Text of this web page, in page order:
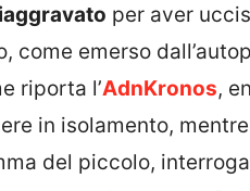
per aver
come emerso
riporta l’AdnKronos,
in isolamento,
del piccolo,